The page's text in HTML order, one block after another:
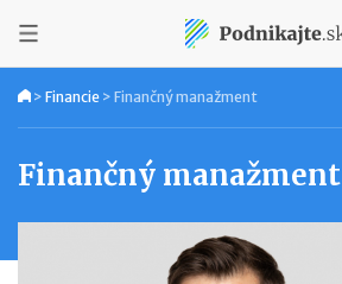
> Financie > Finančný manažment
Finančný manažment